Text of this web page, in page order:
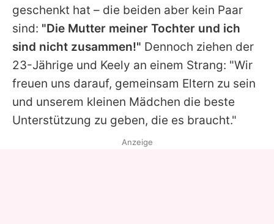
geschenkt hat – die beiden aber kein Paar
sind: "Die Mutter meiner Tochter und ich
sind nicht zusammen!" Dennoch ziehen der
23-Jährige und Keely an einem Strang: "Wir
freuen uns darauf, gemeinsam Eltern zu sein
und unserem kleinen Mädchen die beste
Unterstützung zu geben, die es braucht."
Anzeige